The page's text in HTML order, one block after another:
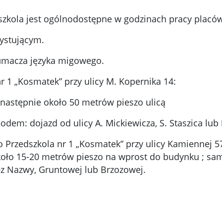
jest ogólnodostępne w godzinach pracy
języka migowego.
„Kosmatek” przy ulicy M. Kopernika 14:
około 50 metrów pieszo ulicą
dojazd od ulicy A. Mickiewicza, S. Staszica lub
nr 1 „Kosmatek” przy ulicy Kamiennej
15-20 metrów pieszo na wprost do budynku ;
Nazwy, Gruntowej lub Brzozowej.